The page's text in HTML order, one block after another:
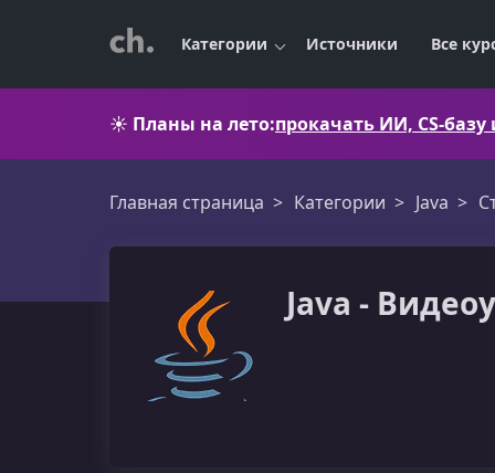
Категории Источники Все
☀️ Планы на лето:прокачать ИИ, CS-
Главная страница Категории Java
Java -